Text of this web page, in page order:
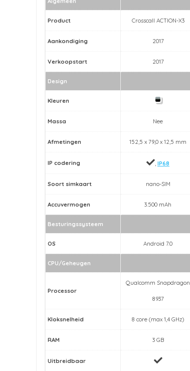
Product Crosscall ACTION-X3
Aankondiging 2017
Verkoopstart 2017
Design
Kleuren
Massa Nee
Afmetingen 152,5 x 79,0 x 12,5 mm
IP codering IP68
Soort simkaart nano-SIM
Accuvermogen 3.500 mAh
Besturingssysteem
OS Android 7.0
CPU/Geheugen
Processor
Qualcomm Snapdragon
8937
Kloksnelheid 8 core (max 1,4 GHz)
RAM 3 GB
Uitbreidbaar